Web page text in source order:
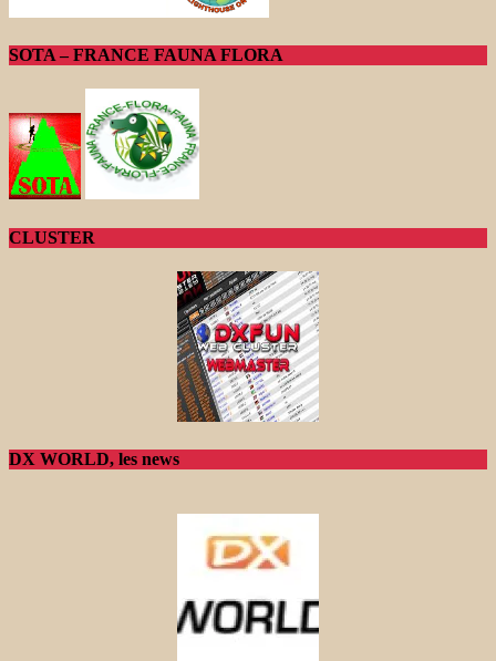
SOTA – FRANCE FAUNA FLORA
CLUSTER
DX WORLD, les news